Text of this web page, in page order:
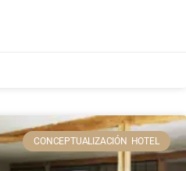
CONCEPTUALIZACIÓN HOTEL